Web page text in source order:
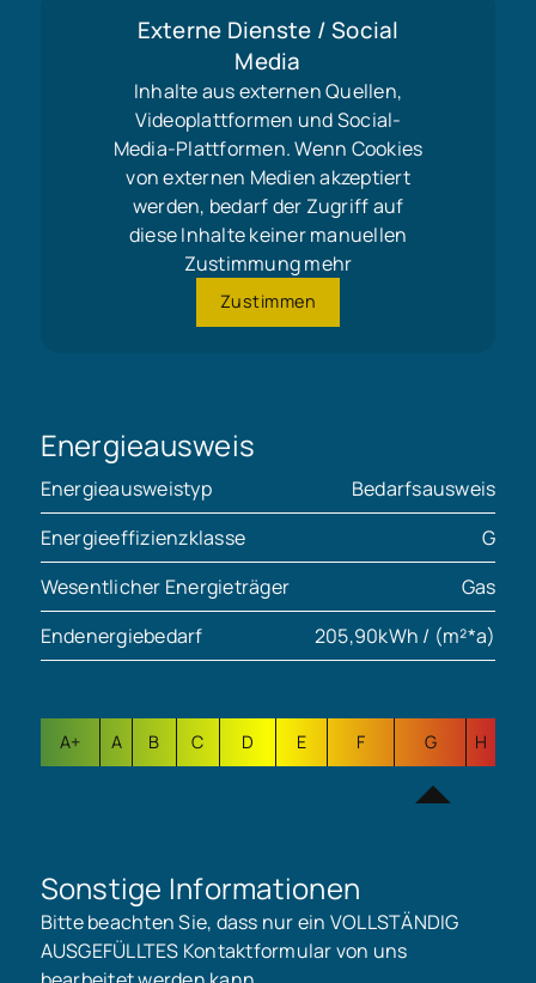
Externe Dienste / Social
Media
Inhalte aus externen Quellen,
Videoplattformen und Social-
Media-Plattformen. Wenn Cookies
von externen Medien akzeptiert
werden, bedarf der Zugriff auf
diese Inhalte keiner manuellen
Zustimmung mehr
Zustimmen
Energieausweis
Energieausweistyp
Bedarfsausweis
Energieeffizienzklasse
G
Wesentlicher Energieträger
Gas
Endenergiebedarf
205,90kWh / (m²*a)
A+ A B C D E F G H
Sonstige Informationen
Bitte beachten Sie, dass nur ein VOLLSTÄNDIG
AUSGEFÜLLTES Kontaktformular von uns